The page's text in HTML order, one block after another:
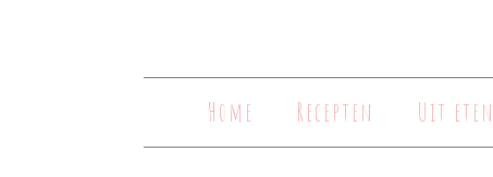
Home Recepten Uit eten